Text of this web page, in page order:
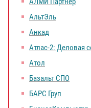
АльтЭль
Анкад
Атлас-2: Деловая
Атол
Базальт СПО
БАРС Груп